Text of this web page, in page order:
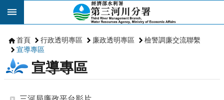
跳到主要內容區塊
首頁 行政透明專區 廉政透明專區
檢警調廉交流聯繫
宣導專區
宣導專區